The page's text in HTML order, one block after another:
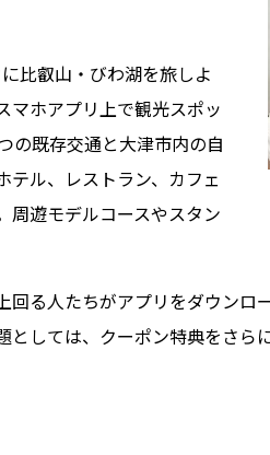
比叡山・びわ湖を旅しよ
マホアプリ上で観光スポッ
の既存交通と大津市内の自
テル、レストラン、カフェ
周遊モデルコースやスタン
る人たちがアプリをダウンロ
しては、クーポン特典をさら